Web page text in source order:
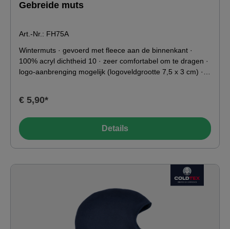
Gebreide muts
Art.-Nr.: FH75A
Wintermuts · gevoerd met fleece aan de binnenkant ·
100% acryl dichtheid 10 · zeer comfortabel om te dragen ·
logo-aanbrenging mogelijk (logoveldgrootte 7,5 x 3 cm) ·
Toepassingsgebied-49°C0°C10°C20°C
€ 5,90*
Details